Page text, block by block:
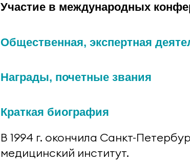
Участие в международных
Общественная, экспертная
Награды, почетные звания
Краткая биография
В 1994 г. окончила Санкт-
медицинский институт.